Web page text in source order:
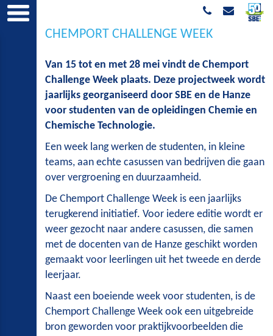
CHEMPORT CHALLENGE WEEK
Van 15 tot en met 28 mei vindt de Chemport
Challenge Week plaats. Deze projectweek wordt
jaarlijks georganiseerd door SBE en de Hanze
voor studenten van de opleidingen Chemie en
Chemische Technologie.
Een week lang werken de studenten, in kleine
teams, aan echte casussen van bedrijven die gaan
over vergroening en duurzaamheid.
De Chemport Challenge Week is een jaarlijks
terugkerend initiatief. Voor iedere editie wordt er
weer gezocht naar andere casussen, die samen
met de docenten van de Hanze geschikt worden
gemaakt voor leerlingen uit het tweede en derde
leerjaar.
Naast een boeiende week voor studenten, is de
Chemport Challenge Week ook een uitgebreide
bron geworden voor praktijkvoorbeelden die